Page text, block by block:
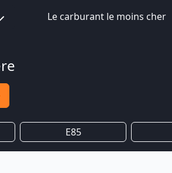
Le carburant le moins cher
E85